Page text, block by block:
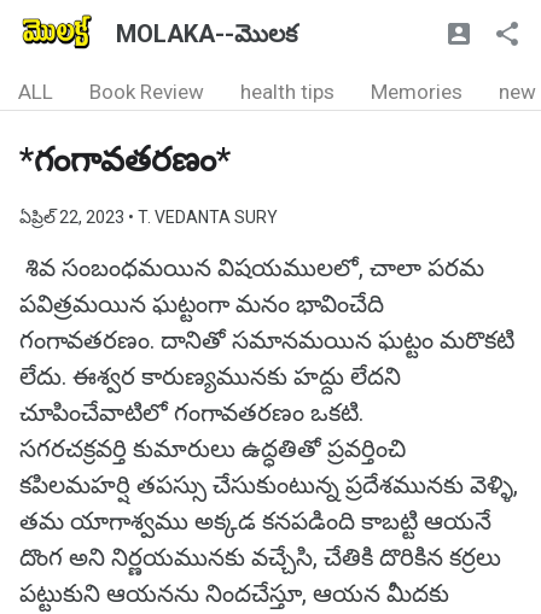
MOLAKA--మొలక
ALL Book Review health tips Memories new
*గంగావతరణం*
ఏప్రిల్ 22, 2023 • T. VEDANTA SURY
శివ సంబంధమయిన విషయములలో, చాలా పరమ
పవిత్రమయిన ఘట్టంగా మనం భావించేది
గంగావతరణం. దానితో సమానమయిన ఘట్టం మరొకటి
లేదు. ఈశ్వర కారుణ్యమునకు హద్దు లేదని
చూపించేవాటిలో గంగావతరణం ఒకటి.
సగరచక్రవర్తి కుమారులు ఉద్ధతితో ప్రవర్తించి
కపిలమహర్షి తపస్సు చేసుకుంటున్న ప్రదేశమునకు వెళ్ళి,
తమ యాగాశ్వము అక్కడ కనపడింది కాబట్టి ఆయనే
దొంగ అని నిర్ణయమునకు వచ్చేసి, చేతికి దొరికిన కర్రలు
పట్టుకుని ఆయనను నిందచేస్తూ, ఆయన మీదకు